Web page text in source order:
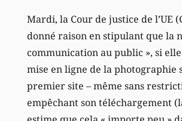
Mardi, la Cour de justice de l’UE
donné raison en stipulant que la
communication au public », si
mise en ligne de la photographie
premier site – même sans
empêchant son téléchargement